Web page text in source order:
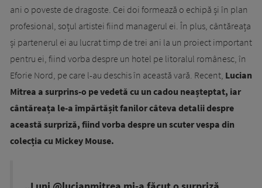
ani o poveste de dragoste. Cei doi formează o echipă și în plan
profesional, soțul artistei fiind managerul ei. În plus, cântăreața
și partenerul ei au lucrat timp de trei ani la un proiect important
pentru ei, fiind vorba despre un hotel pe litoralul românesc, în
Eforie Nord, pe care l-au deschis în această vară. Recent, Lucian
Mitrea a surprins-o pe vedetă cu un cadou neașteptat, iar
cântăreața le-a împărtășit fanilor câteva detalii despre
această surpriză, fiind vorba despre un scuter vespa din
colecția cu Mickey Mouse.